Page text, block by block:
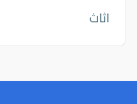
اثاث